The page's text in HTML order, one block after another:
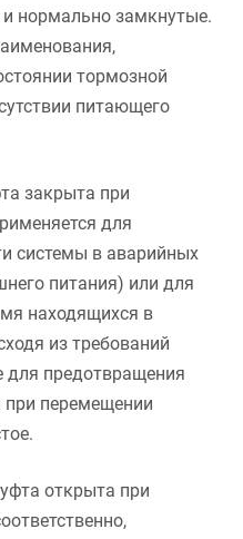
нормально замкнутые.
тормозной
питающего
закрыта при
для
системы в аварийных
питания) или для
находящихся в
из требований
для предотвращения
при перемещении
открыта при